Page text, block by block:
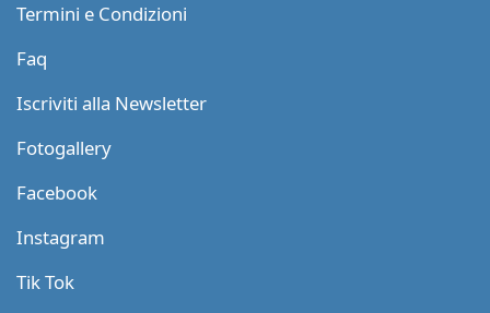
Termini e Condizioni
Faq
Iscriviti alla Newsletter
Fotogallery
Facebook
Instagram
Tik Tok